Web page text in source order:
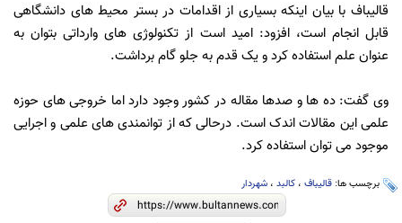
قالیباف با بیان اینکه بسیاری از اقدامات در بستر محیط های دانشگاهی
قابل انجام است، افزود: امید است از تکنولوژی های وارداتی بتوان به
عنوان علم استفاده کرد و یک قدم به جلو گام برداشت.
وی گفت: ده ها و صدها مقاله در کشور وجود دارد اما خروجی های حوزه
علمی این مقالات اندک است. درحالی که از توانمندی های علمی و اجرایی
موجود می توان استفاده کرد.
برچسب ها: قالیباف ، کالبد ، شهردار